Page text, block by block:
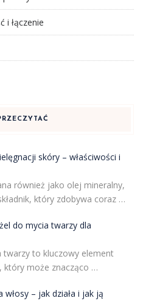
i łączenie
skóry – właściwości i
również jako olej mineralny,
który zdobywa coraz …
do mycia twarzy dla
twarzy to kluczowy element
który może znacząco …
włosy – jak działa i jak ją